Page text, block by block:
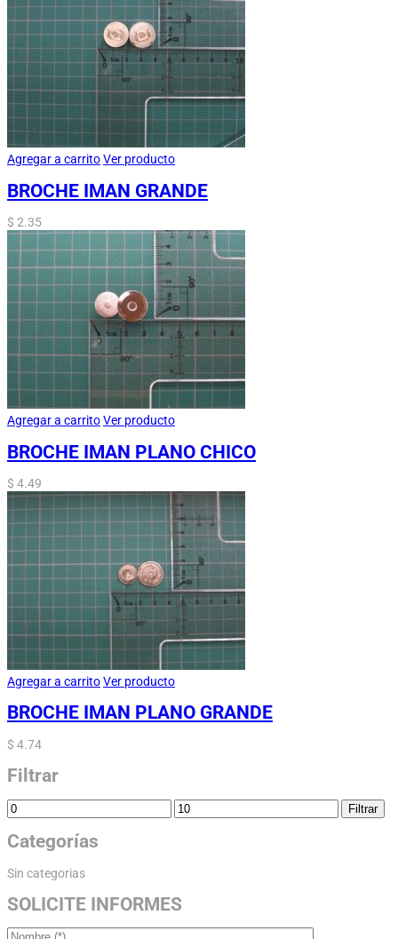
Agregar a carritoVer producto
BROCHE IMAN GRANDE
$ 2.35
Agregar a carritoVer producto
BROCHE IMAN PLANO CHICO
$ 4.49
Agregar a carritoVer producto
BROCHE IMAN PLANO GRANDE
$ 4.74
Filtrar
Filtrar
Categorías
Sin categorias
SOLICITE INFORMES